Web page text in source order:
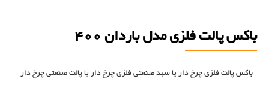
باکس پالت فلزی مدل باردان 400
باکس پالت فلزی چرخ دار یا سبد صنعتی فلزی چرخ دار یا پالت صنعتی چرخ دار